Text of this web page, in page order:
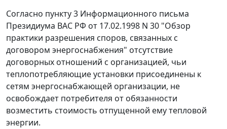
Согласно пункту 3 Информационного письма
Президиума ВАС РФ от 17.02.1998 N 30 "Обзор
практики разрешения споров, связанных с
договором энергоснабжения" отсутствие
договорных отношений с организацией, чьи
теплопотребляющие установки присоединены к
сетям энергоснабжающей организации, не
освобождает потребителя от обязанности
возместить стоимость отпущенной ему тепловой
энергии.